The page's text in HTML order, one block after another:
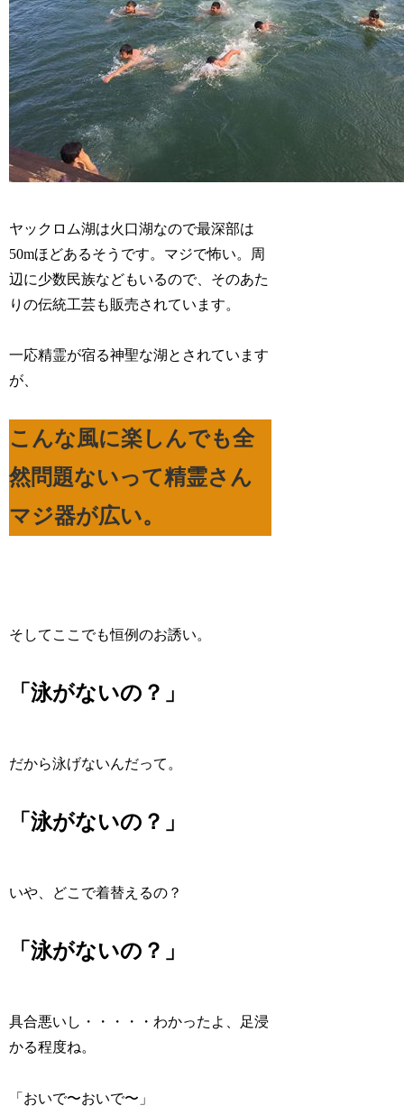
ヤックロム湖は火口湖なので最深部は
50mほどあるそうです。マジで怖い。周
辺に少数民族などもいるので、そのあた
りの伝統工芸も販売されています。
一応精霊が宿る神聖な湖とされています
が、
こんな風に楽しんでも全
然問題ないって精霊さん
マジ器が広い。
そしてここでも恒例のお誘い。
「泳がないの？」
だから泳げないんだって。
「泳がないの？」
いや、どこで着替えるの？
「泳がないの？」
具合悪いし・・・・・わかったよ、足浸
かる程度ね。
「おいで〜おいで〜」